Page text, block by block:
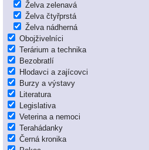
Želva zelenavá
Želva čtyřprstá
Želva nádherná
Obojživelníci
Terárium a technika
Bezobratlí
Hlodavci a zajícovci
Burzy a výstavy
Literatura
Legislativa
Veterina a nemoci
Terahádanky
Černá kronika